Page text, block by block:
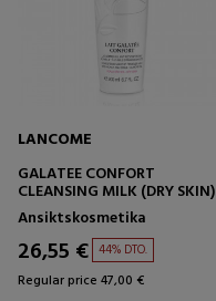
LANCOME
GALATEE CONFORT
CLEANSING MILK (DRY SKIN)
Ansiktskosmetika
26,55 € 44% DTO.
Regular price 47,00 €